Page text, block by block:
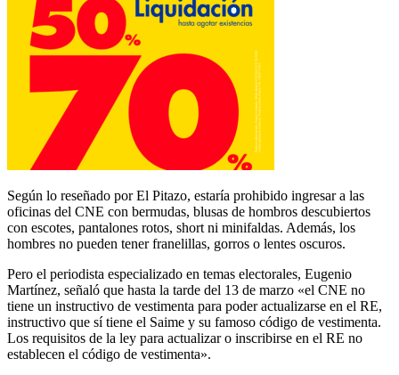
Según lo reseñado por El Pitazo, estaría prohibido ingresar a las
oficinas del CNE con bermudas, blusas de hombros descubiertos
con escotes, pantalones rotos, short ni minifaldas. Además, los
hombres no pueden tener franelillas, gorros o lentes oscuros.
Pero el periodista especializado en temas electorales, Eugenio
Martínez, señaló que hasta la tarde del 13 de marzo «el CNE no
tiene un instructivo de vestimenta para poder actualizarse en el RE,
instructivo que sí tiene el Saime y su famoso código de vestimenta.
Los requisitos de la ley para actualizar o inscribirse en el RE no
establecen el código de vestimenta».